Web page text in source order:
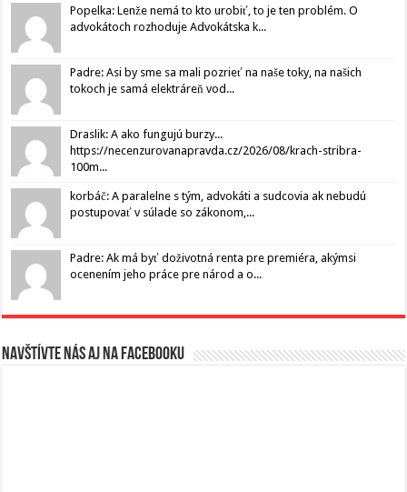
Popelka: Lenže nemá to kto urobiť, to je ten problém. O
advokátoch rozhoduje Advokátska k...
Padre: Asi by sme sa mali pozrieť na naše toky, na našich
tokoch je samá elektráreň vod...
Draslik: A ako fungujú burzy...
https://necenzurovanapravda.cz/2026/08/krach-stribra-
100m...
korbáč: A paralelne s tým, advokáti a sudcovia ak nebudú
postupovať v súlade so zákonom,...
Padre: Ak má byť doživotná renta pre premiéra, akýmsi
ocenením jeho práce pre národ a o...
Navštívte nás aj na Facebooku